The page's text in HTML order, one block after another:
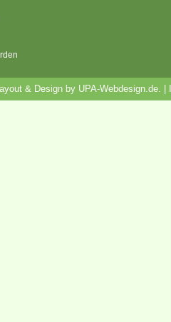
& Design by UPA-Webdesign.de.